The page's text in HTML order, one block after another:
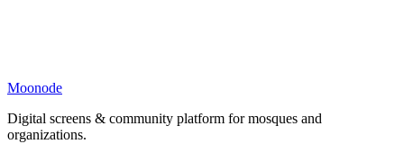
Moonode
Digital screens & community platform for mosques and
organizations.